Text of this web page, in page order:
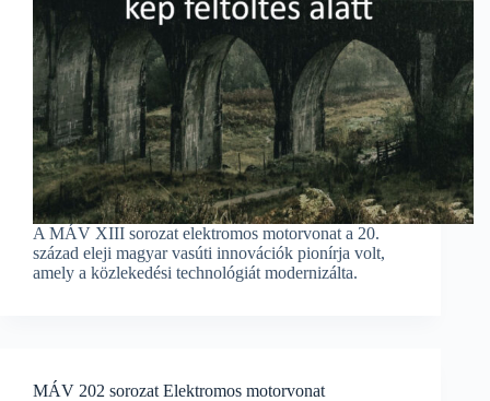
A MÁV XIII sorozat elektromos motorvonat a 20.
század eleji magyar vasúti innovációk pionírja volt,
amely a közlekedési technológiát modernizálta.
MÁV 202 sorozat Elektromos motorvonat